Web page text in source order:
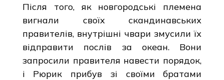
Після того, як новгородські племена
вигнали своїх скандинавських
правителів, внутрішні чвари змусили їх
відправити послів за океан. Вони
запросили правителя навести порядок,
і Рюрик прибув зі своїми братами